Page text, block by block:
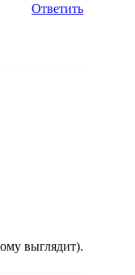
Ответить
выглядит).